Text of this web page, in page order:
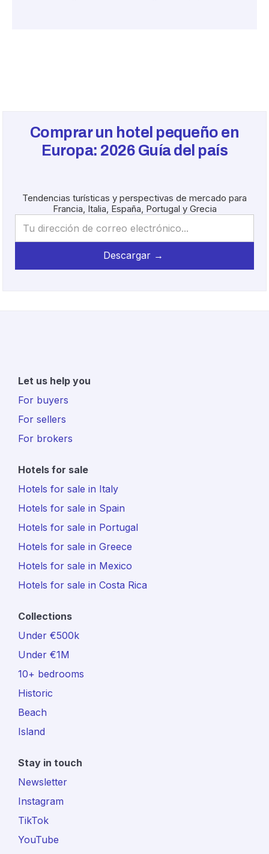
Comprar un hotel pequeño en
Europa: 2026 Guía del país
Tendencias turísticas y perspectivas de mercado para
Francia, Italia, España, Portugal y Grecia
Let us help you
For buyers
For sellers
For brokers
Hotels for sale
Hotels for sale in Italy
Hotels for sale in Spain
Hotels for sale in Portugal
Hotels for sale in Greece
Hotels for sale in Mexico
Hotels for sale in Costa Rica
Collections
Under €500k
Under €1M
10+ bedrooms
Historic
Beach
Island
Stay in touch
Newsletter
Instagram
TikTok
YouTube